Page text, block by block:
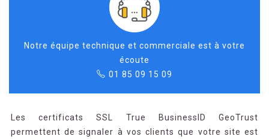
Notre équipe technique et commerciale est à votre
écoute
01 85 09 15 09
Les certificats SSL True BusinessID GeoTrust
permettent de signaler à vos clients que votre site est